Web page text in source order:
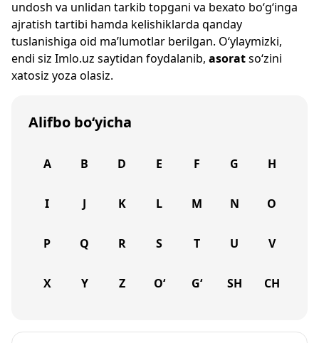
undosh va unlidan tarkib topgani va bexato bo‘g‘inga
ajratish tartibi hamda kelishiklarda qanday
tuslanishiga oid ma’lumotlar berilgan. O‘ylaymizki,
endi siz Imlo.uz saytidan foydalanib, asoratso‘zini
xatosiz yoza olasiz.
Alifbo bo‘yicha
A B D E F G H
I J K L M N O
P Q R S T U V
X Y Z O‘ G‘ SH CH